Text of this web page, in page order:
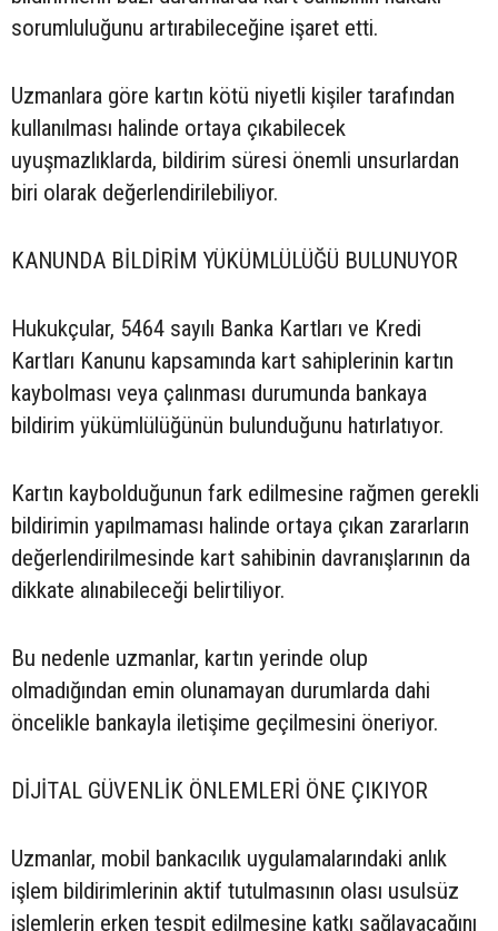
sorumluluğunu artırabileceğine işaret etti.
Uzmanlara göre kartın kötü niyetli kişiler tarafından
kullanılması halinde ortaya çıkabilecek
uyuşmazlıklarda, bildirim süresi önemli unsurlardan
biri olarak değerlendirilebiliyor.
KANUNDA BİLDİRİM YÜKÜMLÜLÜĞÜ BULUNUYOR
Hukukçular, 5464 sayılı Banka Kartları ve Kredi
Kartları Kanunu kapsamında kart sahiplerinin kartın
kaybolması veya çalınması durumunda bankaya
bildirim yükümlülüğünün bulunduğunu hatırlatıyor.
Kartın kaybolduğunun fark edilmesine rağmen gerekli
bildirimin yapılmaması halinde ortaya çıkan zararların
değerlendirilmesinde kart sahibinin davranışlarının da
dikkate alınabileceği belirtiliyor.
Bu nedenle uzmanlar, kartın yerinde olup
olmadığından emin olunamayan durumlarda dahi
öncelikle bankayla iletişime geçilmesini öneriyor.
DİJİTAL GÜVENLİK ÖNLEMLERİ ÖNE ÇIKIYOR
Uzmanlar, mobil bankacılık uygulamalarındaki anlık
işlem bildirimlerinin aktif tutulmasının olası usulsüz
işlemlerin erken tespit edilmesine katkı sağlayacağını